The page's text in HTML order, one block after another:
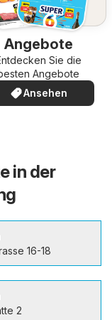
Angebote
Sie die
Angebote
Ansehen
in der
16-18
2